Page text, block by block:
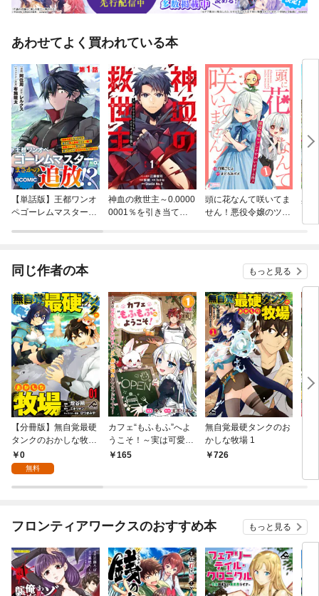
あわせてよく買われている本
【単話版】王都ワンオ
ペゴーレムマスター。
緒に最強ゴーレム作り
ます。戻ってこいと言
～@COMIC
神血の救世主～0.0000
0001％を引き当て最
頭に花なんて咲いてま
せん！悪役令嬢のツン
異
ラ
同じ作者の本 もっと見る
【分冊版】無自覚最硬
タンクのおかしな牧場
第1話
0
無料
カフェ“もふもふ”へよ
うこそ！～実は可愛い
ものが大好きな“元”最
165
無自覚最硬タンクのお
かしな牧場 1
726
フ
フロンティアワークスのおすすめ本 もっと見る